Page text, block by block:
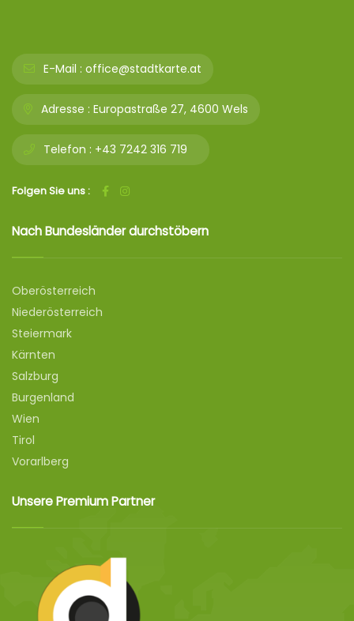
E-Mail : office@stadtkarte.at
Adresse : Europastraße 27, 4600 Wels
Telefon : +43 7242 316 719
Folgen Sie uns :
Nach Bundesländer durchstöbern
Oberösterreich
Niederösterreich
Steiermark
Kärnten
Salzburg
Burgenland
Wien
Tirol
Vorarlberg
Unsere Premium Partner